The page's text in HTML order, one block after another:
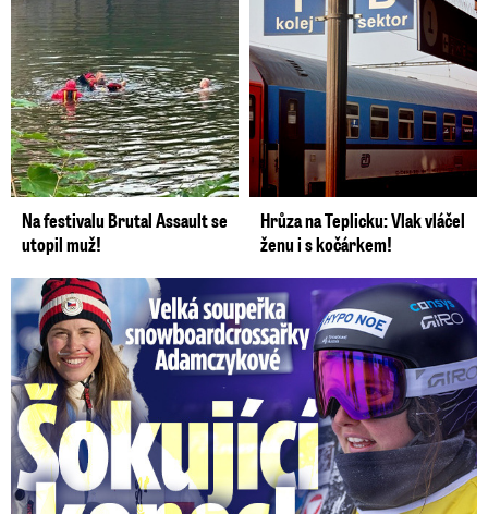
Na festivalu Brutal Assault se
utopil muž!
Hrůza na Teplicku: Vlak vláčel
ženu i s kočárkem!
Velká soupeřka Adamczykové: Šokující konec!